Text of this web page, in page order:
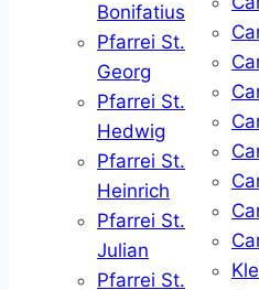
Bonifatius
Pfarrei St.
Georg
Pfarrei St.
Hedwig
Pfarrei St.
Heinrich
Pfarrei St.
Julian
Pfarrei St.